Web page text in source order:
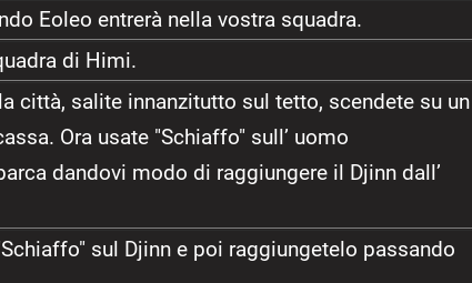
Eoleo entrerà nella vostra squadra.
di Himi.
città, salite innanzitutto sul tetto, scendete su un
Ora usate "Schiaffo" sull’ uomo
dandovi modo di raggiungere il Djinn dall’
sul Djinn e poi raggiungetelo passando